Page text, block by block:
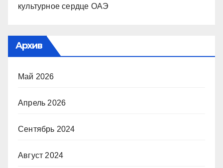
культурное сердце ОАЭ
Архив
Май 2026
Апрель 2026
Сентябрь 2024
Август 2024